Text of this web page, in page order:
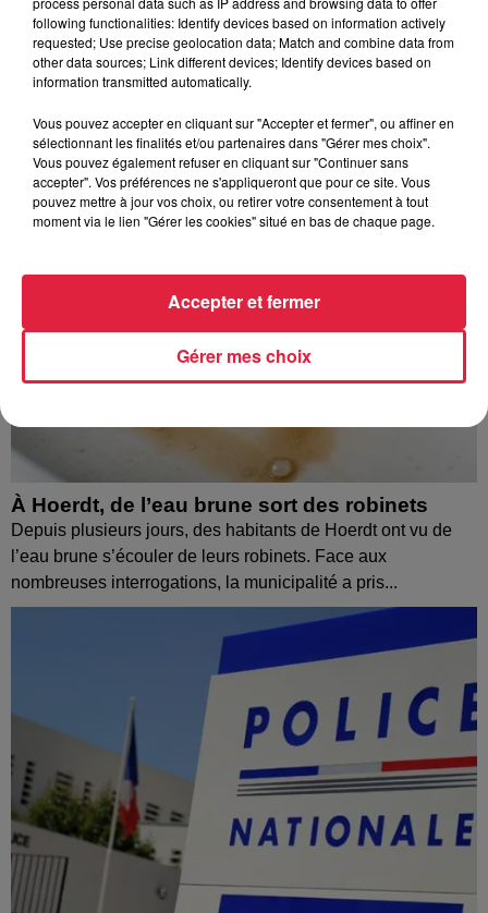
À découvrir également
À Hoerdt, de l’eau brune sort des robinets
Depuis plusieurs jours, des habitants de Hoerdt ont vu de
l’eau brune s’écouler de leurs robinets. Face aux
nombreuses interrogations, la municipalité a pris...
following functionalities: Identify devices based on information actively
requested; Use precise geolocation data; Match and combine data from
other data sources; Link different devices; Identify devices based on
information transmitted automatically.
Vous pouvez accepter en cliquant sur "Accepter et fermer", ou affiner en
sélectionnant les finalités et/ou partenaires dans "Gérer mes choix".
Vous pouvez également refuser en cliquant sur "Continuer sans
accepter". Vos préférences ne s'appliqueront que pour ce site. Vous
pouvez mettre à jour vos choix, ou retirer votre consentement à tout
moment via le lien "Gérer les cookies" situé en bas de chaque page.
Gérer mes choix
Accepter et fermer